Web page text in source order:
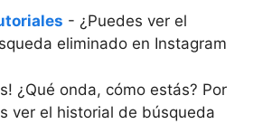
- ¿Puedes ver el
eliminado en Instagram
¿Qué onda, cómo estás? Por
ver el historial de búsqueda